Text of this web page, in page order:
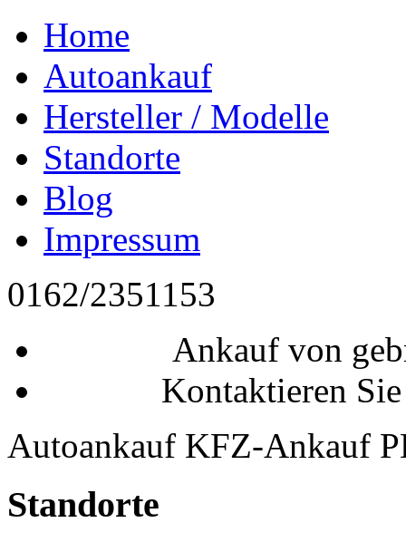
Home
Autoankauf
Hersteller / Modelle
Standorte
Blog
Impressum
0162/2351153
Ankauf von
Kontaktieren
Autoankauf KFZ-Ankauf
Standorte